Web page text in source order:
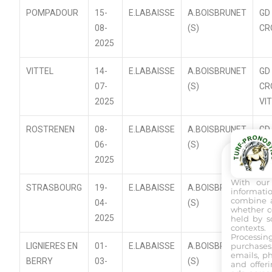
POMPADOUR
15-
08-
2025
E.LABAISSE
A.BOISBRUNET
(S)
GD
VITTEL
14-
07-
2025
E.LABAISSE
A.BOISBRUNET
(S)
GD
ROSTRENEN
08-
06-
2025
E.LABAISSE
A.BOISBRUNET
(S)
GD
STRASBOURG
19-
04-
2025
E.LABAISSE
A.BOISBRUNET
(S)
GD
LIGNIERES EN
BERRY
01-
03-
E.LABAISSE
A.BOISBRUNET
(S)
GD
With
combine
whether
held by
contexts.
emails,
and